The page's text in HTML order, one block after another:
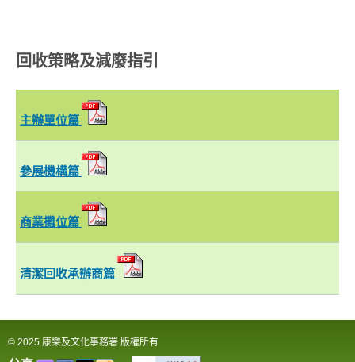
回收策略及減廢指引
主辦單位篇
參展機構篇
商業攤位篇
清潔回收承辦商篇
© 2025 康樂及文化事務署 版權所有